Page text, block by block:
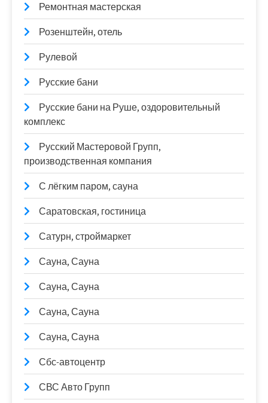
Ремонтная мастерская
Розенштейн, отель
Рулевой
Русские бани
Русские бани на Руше, оздоровительный
комплекс
Русский Мастеровой Групп,
производственная компания
С лёгким паром, сауна
Саратовская, гостиница
Сатурн, строймаркет
Сауна, Сауна
Сауна, Сауна
Сауна, Сауна
Сауна, Сауна
Сбс-автоцентр
СВС Авто Групп